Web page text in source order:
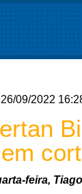
09/2022
feira,